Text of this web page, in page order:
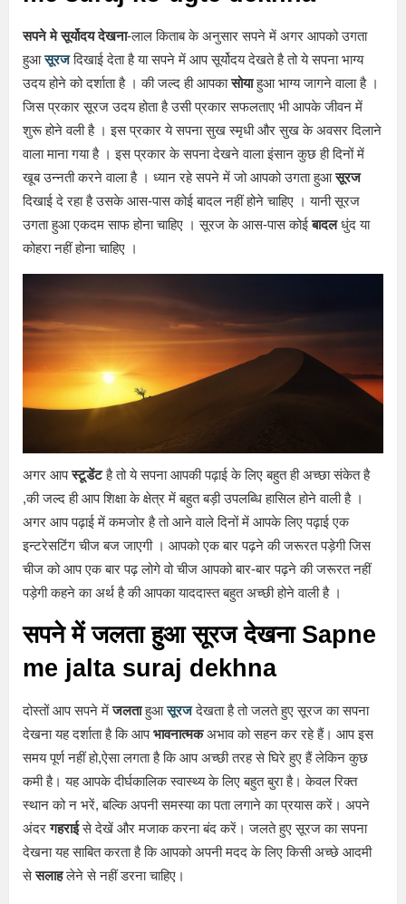
सपने मे सूर्योदय देखना-लाल किताब के अनुसार सपने में अगर आपको उगता
हुआसूरजदिखाई देता है या सपने में आप सूर्योदय देखते है तो ये सपना भाग्य
उदय होने को दर्शाता है । की जल्द ही आपकासोयाहुआ भाग्य जागने वाला है ।
जिस प्रकार सूरज उदय होता है उसी प्रकार सफलताए भी आपके जीवन में
शुरू होने वली है । इस प्रकार ये सपना सुख स्मृधी और सुख के अवसर दिलाने
वाला माना गया है । इस प्रकार के सपना देखने वाला इंसान कुछ ही दिनों में
खूब उन्नती करने वाला है । ध्यान रहे सपने में जो आपको उगता हुआसूरज
दिखाई दे रहा है उसके आस-पास कोई बादल नहीं होने चाहिए । यानी सूरज
उगता हुआ एकदम साफ होना चाहिए । सूरज के आस-पास कोईबादलधुंद या
कोहरा नहीं होना चाहिए ।
अगर आपस्टूडेंटहै तो ये सपना आपकी पढ़ाई के लिए बहुत ही अच्छा संकेत है
,की जल्द ही आप शिक्षा के क्षेत्र में बहुत बड़ी उपलब्धि हासिल होने वाली है ।
अगर आप पढ़ाई में कमजोर है तो आने वाले दिनों में आपके लिए पढ़ाई एक
इन्टरेसटिंग चीज बज जाएगी । आपको एक बार पढ़ने की जरूरत पड़ेगी जिस
चीज को आप एक बार पढ़ लोगे वो चीज आपको बार-बार पढ़ने की जरूरत नहीं
पड़ेगी कहने का अर्थ है की आपका याददास्त बहुत अच्छी होने वाली है ।
सपने में जलता हुआ सूरज देखना Sapne
me jalta suraj dekhna
दोस्तों आप सपने मेंजलताहुआसूरजदेखता है तो जलते हुए सूरज का सपना
देखना यह दर्शाता है कि आपभावनात्मकअभाव को सहन कर रहे हैं। आप इस
समय पूर्ण नहीं हो,ऐसा लगता है कि आप अच्छी तरह से घिरे हुए हैं लेकिन कुछ
कमी है। यह आपके दीर्घकालिक स्वास्थ्य के लिए बहुत बुरा है। केवल रिक्त
स्थान को न भरें, बल्कि अपनी समस्या का पता लगाने का प्रयास करें। अपने
अंदरगहराईसे देखें और मजाक करना बंद करें। जलते हुए सूरज का सपना
देखना यह साबित करता है कि आपको अपनी मदद के लिए किसी अच्छे आदमी
सेसलाहलेने से नहीं डरना चाहिए।